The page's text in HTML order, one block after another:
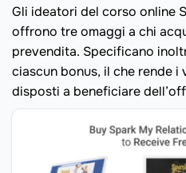
Gli ideatori del corso online
offrono tre omaggi a chi
prevendita. Specificano
ciascun bonus, il che rende
disposti a beneficiare